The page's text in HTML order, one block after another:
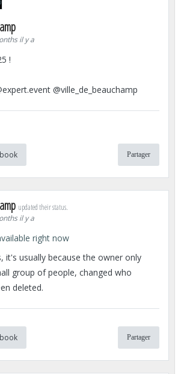
il y a
!
@ville_de_beauchamp
Partager
updated their status.
il y a
right now
it's usually because the owner only
group of people, changed who
deleted.
Partager